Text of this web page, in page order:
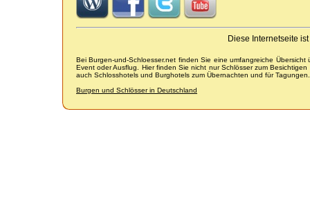
Diese Internetseite
Bei Burgen-und-Schloesser.net finden Sie eine umfangreiche
Event oder Ausflug. Hier finden Sie nicht nur Schlösser zum
auch Schlosshotels und Burghotels zum Übernachten und für Tagungen.
Burgen und Schlösser in Deutschland